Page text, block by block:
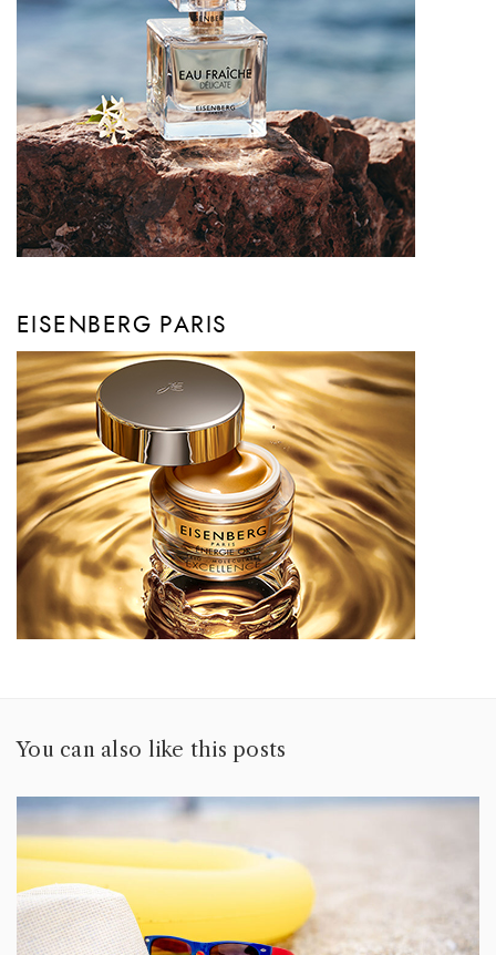
EISENBERG PARIS
You can also like this posts